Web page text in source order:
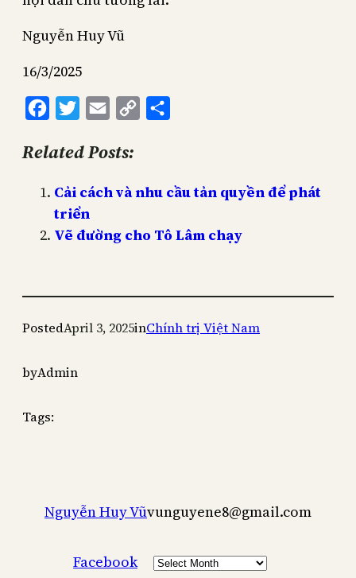
Nguyễn Huy Vũ
16/3/2025
FacebookTwitterEmail
Copy
Related Posts:
Cải cách và nhu cầu tản quyền để phát
triển
Vẽ đường cho Tô Lâm chạy
PostedApril 3, 2025inChính trị Việt Nam
byAdmin
Tags:
Nguyễn Huy Vũvunguyene8@gmail.com
Facebook Archives